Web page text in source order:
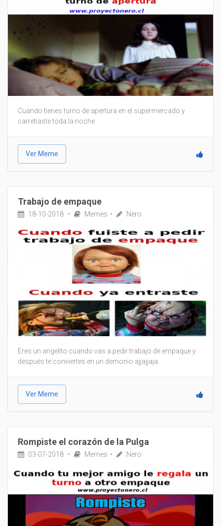
Cuando tienes turno de apertura en el supermercado y
carretiaste toda la noche.
Ver Meme
Trabajo de empaque
18-10-2018 Memes Nero
Eres un angelito cuando vas a pedir trabajo de empaque y
después te conviertes en un demonio ajjajjaja.
Ver Meme
Rompiste el corazón de la Pulga
03-07-2018 Memes Nero